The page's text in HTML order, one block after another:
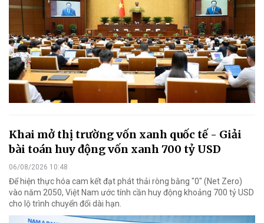
Khai mở thị trường vốn xanh quốc tế - Giải
bài toán huy động vốn xanh 700 tỷ USD
06/08/2026 10:48
Để hiện thực hóa cam kết đạt phát thải ròng bằng "0" (Net Zero)
vào năm 2050, Việt Nam ước tính cần huy động khoảng 700 tỷ USD
cho lộ trình chuyển đổi dài hạn.